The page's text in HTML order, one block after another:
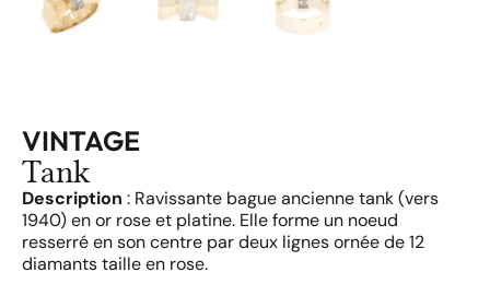
VINTAGE
Tank
Description : Ravissante bague ancienne tank (vers
1940) en or rose et platine. Elle forme un noeud
resserré en son centre par deux lignes ornée de 12
diamants taille en rose.